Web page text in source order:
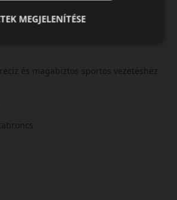
személyautókhoz, nyári
és magabiztos sportos vezetéshez
MEGJELENÍTÉSE